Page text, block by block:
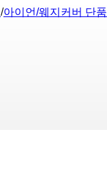
/아이언/웨지커버 단품